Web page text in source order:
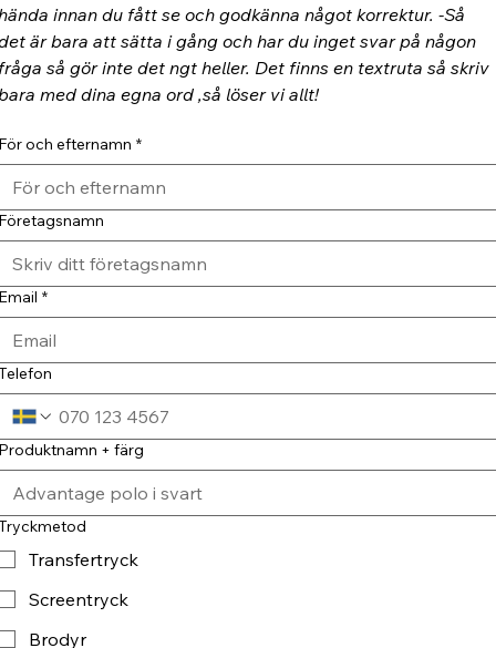
innan du fått se och godkänna något korrektur. -Så
är bara att sätta i gång och har du inget svar på någon
så gör inte det ngt heller. Det finns en textruta så skriv
med dina egna ord ,så löser vi allt!
och efternamn *
*
+ färg
Transfertryck
Screentryck
Brodyr